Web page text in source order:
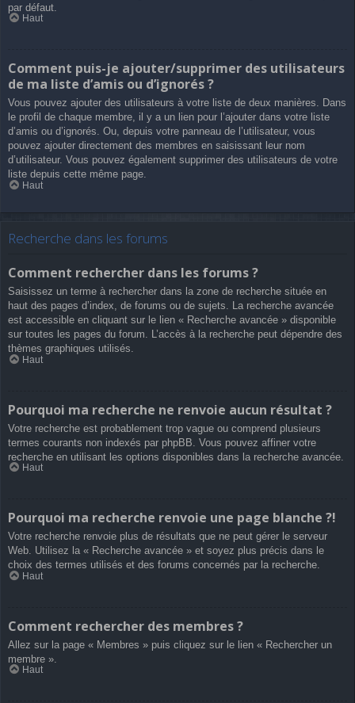
par défaut.
Haut
Comment puis-je ajouter/supprimer des utilisateurs
de ma liste d’amis ou d’ignorés ?
Vous pouvez ajouter des utilisateurs à votre liste de deux manières. Dans
le profil de chaque membre, il y a un lien pour l’ajouter dans votre liste
d’amis ou d’ignorés. Ou, depuis votre panneau de l’utilisateur, vous
pouvez ajouter directement des membres en saisissant leur nom
d’utilisateur. Vous pouvez également supprimer des utilisateurs de votre
liste depuis cette même page.
Haut
Recherche dans les forums
Comment rechercher dans les forums ?
Saisissez un terme à rechercher dans la zone de recherche située en
haut des pages d’index, de forums ou de sujets. La recherche avancée
est accessible en cliquant sur le lien « Recherche avancée » disponible
sur toutes les pages du forum. L’accès à la recherche peut dépendre des
thèmes graphiques utilisés.
Haut
Pourquoi ma recherche ne renvoie aucun résultat ?
Votre recherche est probablement trop vague ou comprend plusieurs
termes courants non indexés par phpBB. Vous pouvez affiner votre
recherche en utilisant les options disponibles dans la recherche avancée.
Haut
Pourquoi ma recherche renvoie une page blanche ?!
Votre recherche renvoie plus de résultats que ne peut gérer le serveur
Web. Utilisez la « Recherche avancée » et soyez plus précis dans le
choix des termes utilisés et des forums concernés par la recherche.
Haut
Comment rechercher des membres ?
Allez sur la page « Membres » puis cliquez sur le lien « Rechercher un
membre ».
Haut